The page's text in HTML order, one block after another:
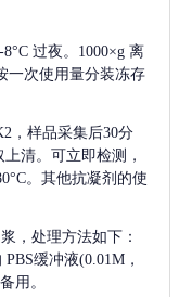
过夜。1000×g 离
一次使用量分装冻存
，样品采集后30分
清。可立即检测，
。其他抗凝剂的使
，处理方法如下：
PBS缓冲液(0.01M，
用。